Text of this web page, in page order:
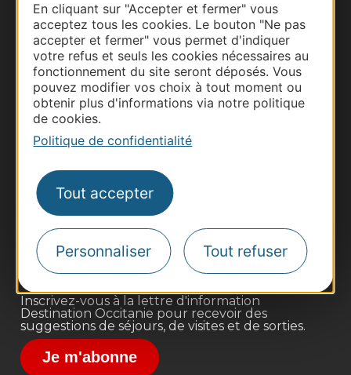
En cliquant sur "Accepter et fermer" vous
acceptez tous les cookies. Le bouton "Ne pas
accepter et fermer" vous permet d'indiquer
votre refus et seuls les cookies nécessaires au
fonctionnement du site seront déposés. Vous
pouvez modifier vos choix à tout moment ou
obtenir plus d'informations via notre politique
de cookies.
Politique de confidentialité
Tout accepter
Personnaliser Tout refuser
Business/Mice
Pros d'Occitanie
Site presse et d'influence
Voyagistes
Destination Sport
Inscrivez-vous à la lettre d'information
Destination Occitanie pour recevoir des
suggestions de séjours, de visites et de sorties.
Je m'abonne